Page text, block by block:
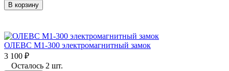
В корзину
ОЛЕВС М1-300 электромагнитный замок
3 100 ₽
Осталось 2 шт.